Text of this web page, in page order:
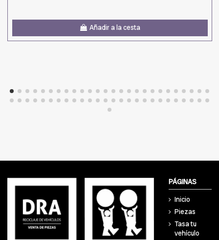
Añadir a la cesta
PÁGINAS
Inicio
Piezas
Tasa tu
vehículo